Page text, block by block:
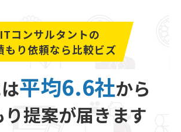
ITコンサルタントの
もり依頼なら比較ビズ
平均6.6社から
り提案が届きます